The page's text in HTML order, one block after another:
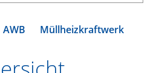
AWB Müllheizkraftwerk